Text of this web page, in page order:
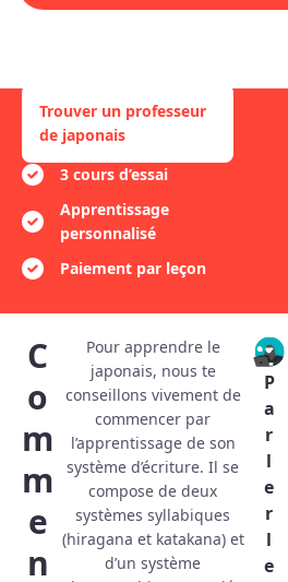
Trouver un professeur
de japonais
3 cours d’essai
Apprentissage
personnalisé
Paiement par leçon
C
o
m
m
e
n
Pour apprendre le
japonais, nous te
conseillons vivement de
commencer par
l’apprentissage de son
système d’écriture. Il se
compose de deux
systèmes syllabiques
(hiragana et katakana) et
d’un système
P
a
r
l
e
r
l
e